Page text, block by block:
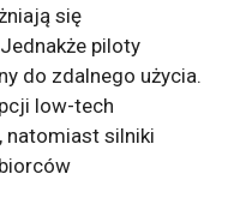
się
piloty
do zdalnego użycia.
low-tech
natomiast silniki